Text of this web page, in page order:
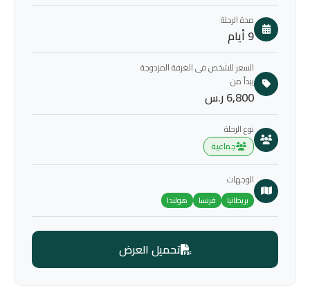
مدة الرحلة
9 أيام
السعر للشخص فى الغرفة المزدوجة
يبدأ من
6,800 ر.س
نوع الرحلة
جماعية
الوجهات
بريطانيا فرنسا هولندا
تحميل العرض